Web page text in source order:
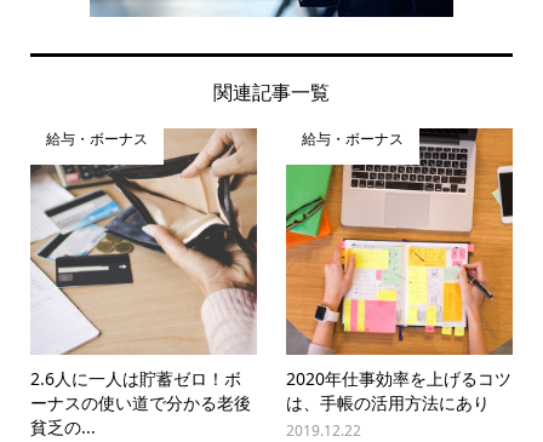
関連記事一覧
給与・ボーナス
2.6人に一人は貯蓄ゼロ！ボ
ーナスの使い道で分かる老後
貧乏の...
給与・ボーナス
2020年仕事効率を上げるコツ
は、手帳の活用方法にあり
2019.12.22